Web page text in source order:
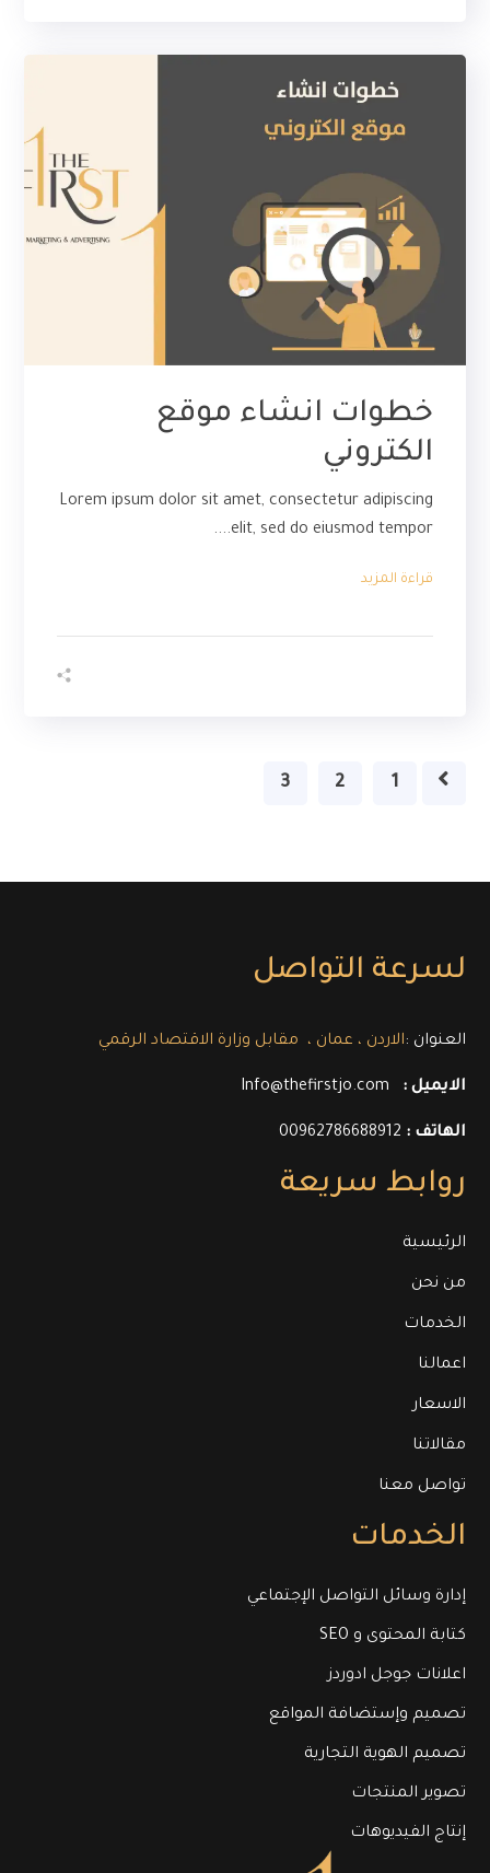
خطوات انشاء موقع
الكتروني
Lorem ipsum dolor sit amet, consectetur adipiscing
elit, sed do eiusmod tempor....
قراءة المزيد
1
2
3
لسرعة التواصل
العنوان :الاردن ، عمان ، مقابل وزارة الاقتصاد الرقمي
الايميل : Info@thefirstjo.com
الهاتف : 00962786688912
روابط سريعة
الرئيسية
من نحن
الخدمات
اعمالنا
الاسعار
مقالاتنا
تواصل معنا
الخدمات
إدارة وسائل التواصل الإجتماعي
كتابة المحتوى و SEO
اعلانات جوجل ادوردز
تصميم وإستضافة المواقع
تصميم الهوية التجارية
تصوير المنتجات
إنتاج الفيديوهات